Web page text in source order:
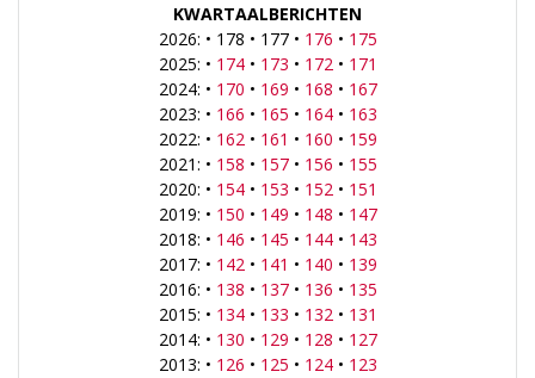
KWARTAALBERICHTEN
2026: • 178 • 177 • 176 • 175
2025: • 174• 173 • 172• 171
2024: • 170 • 169 • 168 • 167
2023: • 166 • 165 • 164• 163
2022: • 162• 161 • 160 • 159
2021: • 158 • 157• 156 • 155
2020: • 154• 153 • 152• 151
2019: • 150 • 149 • 148 • 147
2018: • 146 • 145 • 144• 143
2017: • 142• 141 • 140 • 139
2016: • 138 • 137• 136 • 135
2015: • 134• 133 • 132• 131
2014: • 130 • 129 • 128 • 127
2013: • 126 • 125 • 124• 123